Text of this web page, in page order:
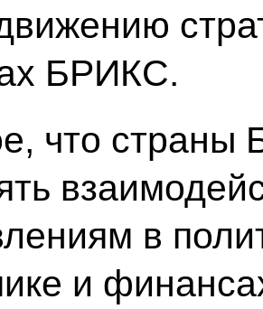
БРИКС.
что
в
и